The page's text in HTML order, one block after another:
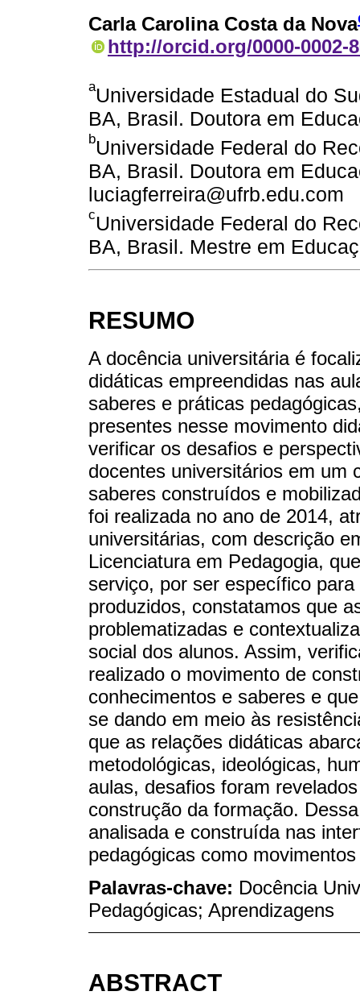
Carla Carolina Costa da Nova
http://orcid.org/0000-0002-
aUniversidade Estadual do
BA, Brasil. Doutora em
bUniversidade Federal do
BA, Brasil. Doutora em
luciagferreira@ufrb.edu.com
cUniversidade Federal do
BA, Brasil. Mestre em
RESUMO
A docência universitária é
didáticas empreendidas nas
saberes e práticas
presentes nesse movimento
verificar os desafios e
docentes universitários em um
saberes construídos e
foi realizada no ano de 2014,
universitárias, com descrição
Licenciatura em Pedagogia,
serviço, por ser específico
produzidos, constatamos que
problematizadas e
social dos alunos. Assim,
realizado o movimento de
conhecimentos e saberes e
se dando em meio às
que as relações didáticas
metodológicas, ideológicas,
aulas, desafios foram
construção da formação.
analisada e construída nas
pedagógicas como
Palavras-chave: Docência
Pedagógicas; Aprendizagens
ABSTRACT